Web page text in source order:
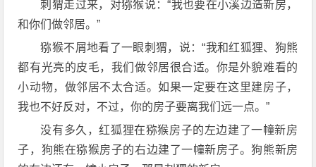
刺猬走过来，对猕猴说：“我也要在小溪边造新房，
和你们做邻居。”
猕猴不屑地看了一眼刺猬，说：“我和红狐狸、狗熊
都有光亮的皮毛，我们做邻居很合适。你是外貌难看的
小动物，做邻居不太合适。如果一定要在这里建房子，
我也不好反对，不过，你的房子要离我们远一点。”
没有多久，红狐狸在猕猴房子的左边建了一幢新房
子，狗熊在猕猴房子的右边建了一幢新房子。狗熊新房